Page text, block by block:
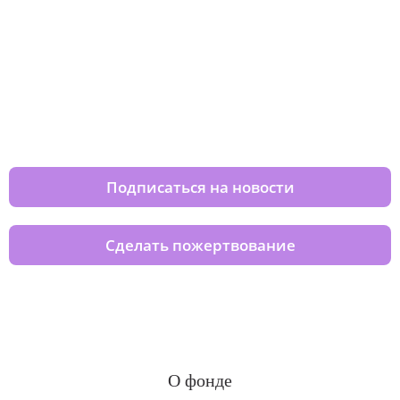
Подписаться на новости
Сделать пожертвование
О фонде